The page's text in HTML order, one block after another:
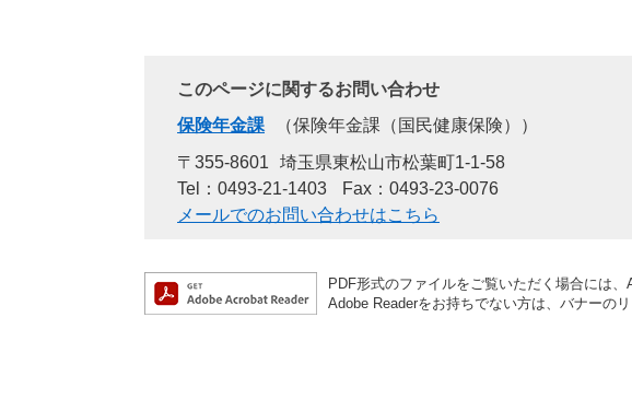
このページに関するお問い合わせ
保険年金課
保険年金課（国民健康保険）
〒355-8601
埼玉県東松山市松葉町1-1-58
Tel：0493-21-1403
Fax：0493-23-0076
メールでのお問い合わせはこちら
PDF形式のファイルをご覧いただく場合には、
Adobe Readerをお持ちでない方は、バナーの